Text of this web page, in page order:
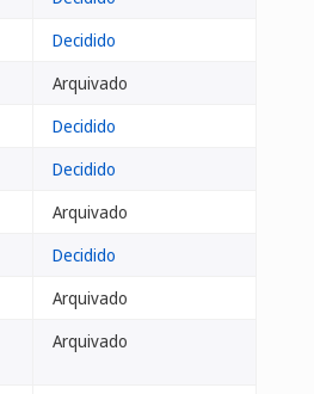
Decidido
Arquivado
Decidido
Decidido
Arquivado
Decidido
Arquivado
Arquivado